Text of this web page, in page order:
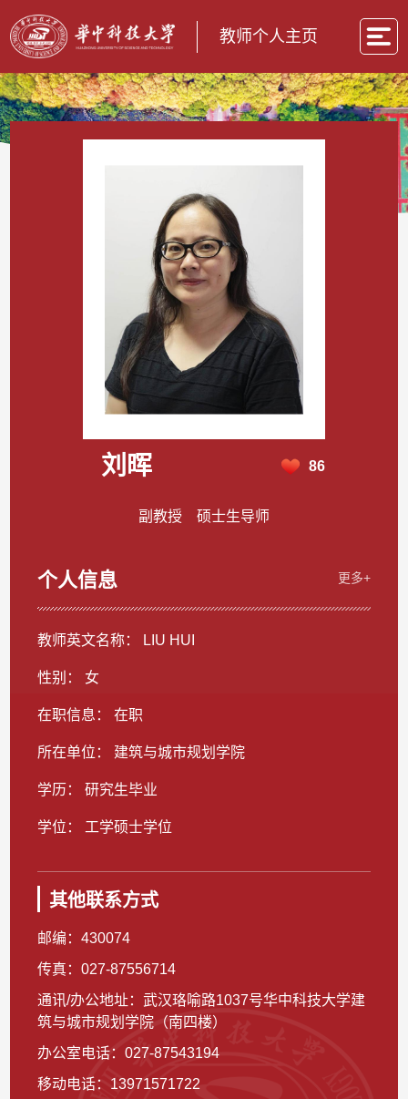
教师个人主页
刘晖 86
副教授 硕士生导师
个人信息 更多+
教师英文名称： LIU HUI
性别： 女
在职信息： 在职
所在单位： 建筑与城市规划学院
学历： 研究生毕业
学位： 工学硕士学位
其他联系方式
邮编：430074
传真：027-87556714
通讯/办公地址：武汉珞喻路1037号华中科技大学建
筑与城市规划学院（南四楼）
办公室电话：027-87543194
移动电话： 13971571722